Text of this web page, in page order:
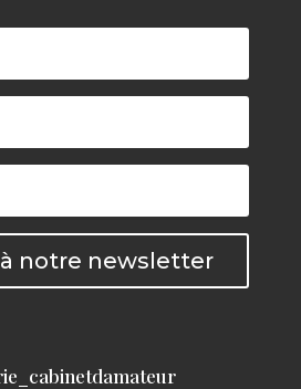
à notre newsletter